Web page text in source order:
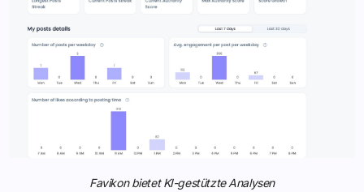
Favikon bietet KI-gestützte Analysen